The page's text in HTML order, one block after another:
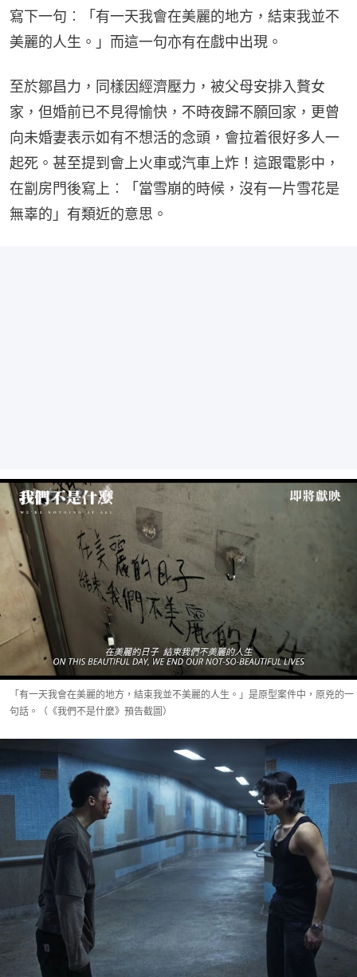
寫下一句︰「有一天我會在美麗的地方，結束我並不
美麗的人生。」而這一句亦有在戲中出現。
至於鄒昌力，同樣因經濟壓力，被父母安排入贅女
家，但婚前已不見得愉快，不時夜歸不願回家，更曾
向未婚妻表示如有不想活的念頭，會拉着很好多人一
起死。甚至提到會上火車或汽車上炸！這跟電影中，
在劏房門後寫上︰「當雪崩的時候，沒有一片雪花是
無辜的」有類近的意思。
「有一天我會在美麗的地方，結束我並不美麗的人生。」是原型案件中，原兇的一
句話。（《我們不是什麼》預告截圖）